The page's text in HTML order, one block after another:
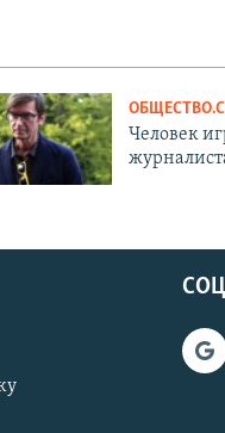
Человек